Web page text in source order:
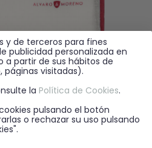
y de terceros para fines
publicidad personalizada en
a partir de sus hábitos de
visitadas).
la Política de Cookies.
pulsando el botón
o rechazar su uso pulsando